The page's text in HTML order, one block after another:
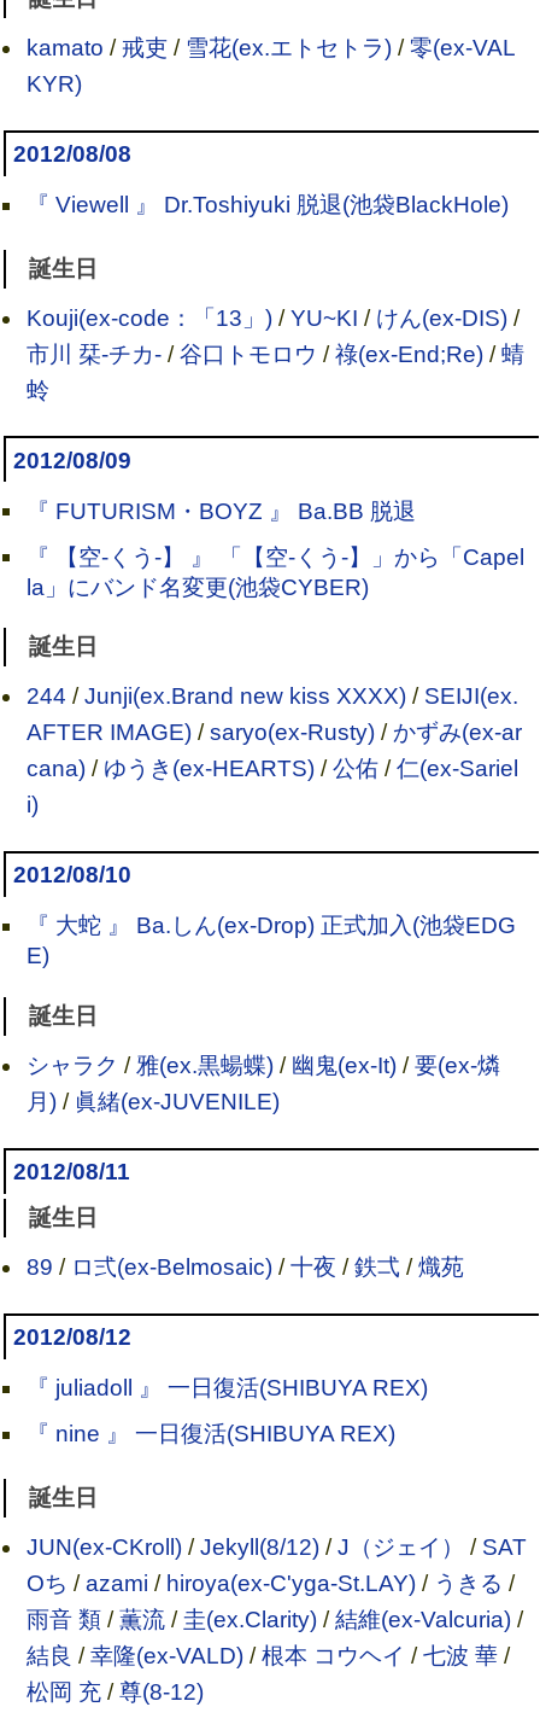
kamato /戒吏/ 雪花(ex.エトセトラ)/ 零(ex-VAL
KYR)
2012/08/08
『 Viewell 』 Dr.Toshiyuki 脱退(池袋BlackHole)
誕生日
Kouji(ex-code：「13」)/YU~KI / けん(ex-DIS)/
市川 栞-チカ-/谷口トモロウ /祿(ex-End;Re)/蜻
蛉
2012/08/09
『 FUTURISM・BOYZ 』 Ba.BB 脱退
『 【空-くう-】 』 「【空-くう-】」から「Capel
la」にバンド名変更(池袋CYBER)
誕生日
244 /Junji(ex.Brand new kiss XXXX)/ SEIJI(ex.
AFTER IMAGE)/saryo(ex-Rusty)/ かずみ(ex-ar
cana)/ ゆうき(ex-HEARTS)/公佑/仁(ex-Sariel
i)
2012/08/10
『 大蛇 』 Ba.しん(ex-Drop) 正式加入(池袋EDG
E)
誕生日
シャラク / 雅(ex.黒蝪蝶)/ 幽鬼(ex-It)/要(ex-燐
月)/ 眞緒(ex-JUVENILE)
2012/08/11
誕生日
89 / ロ弍(ex-Belmosaic)/十夜 /鉄弌 /熾苑
2012/08/12
『 juliadoll 』 一日復活(SHIBUYA REX)
『 nine 』 一日復活(SHIBUYA REX)
誕生日
JUN(ex-CKroll)/Jekyll(8/12)/J（ジェイ） / SAT
Oち /azami / hiroya(ex-C'yga-St.LAY)/ うきる /
雨音 類/薫流/圭(ex.Clarity)/結維(ex-Valcuria)/
結良 /幸隆(ex-VALD)/根本 コウヘイ /七波 華/
松岡 充/尊(8-12)